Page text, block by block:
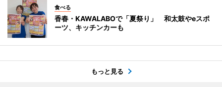
食べる
香春・KAWALABOで「夏祭り」 和太鼓やeスポ
ーツ、キッチンカーも
もっと見る